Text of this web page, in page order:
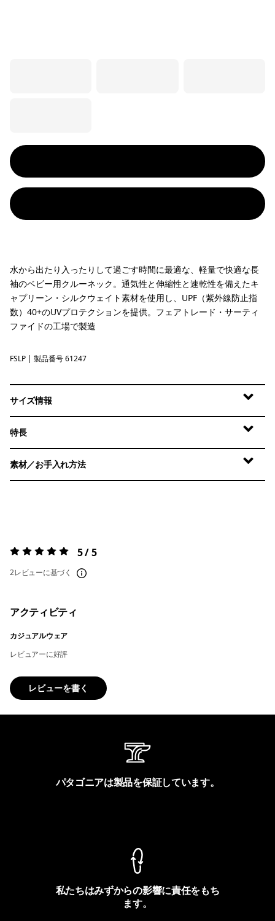
水から出たり入ったりして過ごす時間に最適な、軽量で快適な長
袖のベビー用クルーネック。通気性と伸縮性と速乾性を備えたキ
ャプリーン・シルクウェイト素材を使用し、UPF（紫外線防止指
数）40+のUVプロテクションを提供。フェアトレード・サーティ
ファイドの工場で製造
Fitz Script: Sunlit Pink
FSLP | 製品番号 61247
サイズ情報
特長
素材／お手入れ方法
評価:5 / 5 5 / 5
2レビューに基づく
アクティビティ
カジュアルウェア
レビュアーに好評
レビューを書く
パタゴニアは製品を保証しています。
私たちはみずからの影響に責任をもち
ます。